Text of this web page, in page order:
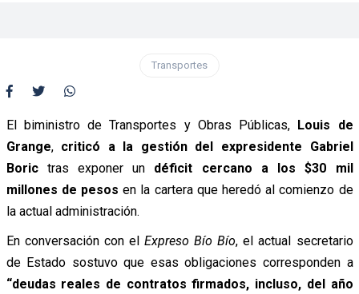
Transportes
El biministro de Transportes y Obras Públicas, Louis de
Grange, criticó a la gestión del expresidente Gabriel
Boric tras exponer un déficit cercano a los $30 mil
millones de pesos en la cartera que heredó al comienzo de
la actual administración.
En conversación con el Expreso Bío Bío, el actual secretario
de Estado sostuvo que esas obligaciones corresponden a
“deudas reales de contratos firmados, incluso, del año